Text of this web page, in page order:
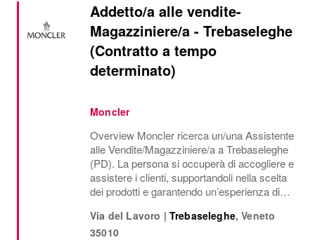
Addetto/a alle vendite-
Magazziniere/a - Trebaseleghe
(Contratto a tempo
determinato)
Moncler
Overview Moncler ricerca un/una Assistente
alle Vendite/Magazziniere/a a Trebaseleghe
(PD). La persona si occuperà di accogliere e
assistere i clienti, supportandoli nella scelta
dei prodotti e garantendo un’esperienza di
le esigenze dei clienti e...
Via del Lavoro | Trebaseleghe,Veneto
35010